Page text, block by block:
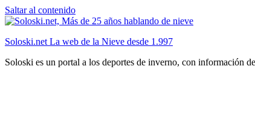
Saltar al contenido
Soloski.net La web de la Nieve desde 1.997
Soloski es un portal a los deportes de inverno, con información